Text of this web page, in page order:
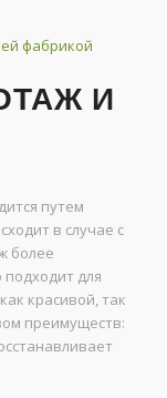
фабрикой
И
путем
в случае с
более
для
красивой, так
преимуществ: